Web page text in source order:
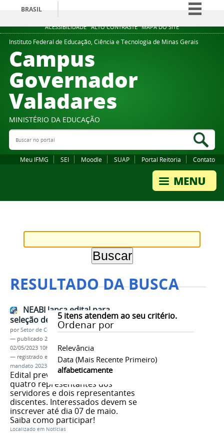
ACESSIBILIDADE ALTO CONTRASTE MAPA DO SITE
BRASIL
Simplifique!
Comunica BR
Instituto Federal de Educação, Ciência e Tecnologia de Minas Gerais
Campus
Governador
Valadares
MINISTÉRIO DA EDUCAÇÃO
Buscar no portal
Meu IFMG SEI Moodle SUAP Portal Reitoria Contato
RESULTADO DA BUSCA
5itens atendem ao seu critério.
Ordenar por
Relevância
Data (mais Recente Primeiro)
alfabeticamente
NEABI lança edital para
seleção de novos membros
porSetor de Comunicação
— publicado 28/04/2023
02/05/2023 10h46
— registrado em:
eleição ,novos membros NEABI
mandato 2023-2025
Edital prevê o preenchimento de
quatro representantes dos
servidores e dois representantes
discentes. Interessados devem se
inscrever até dia 07 de maio.
Saiba como participar!
Localizado em Notícias